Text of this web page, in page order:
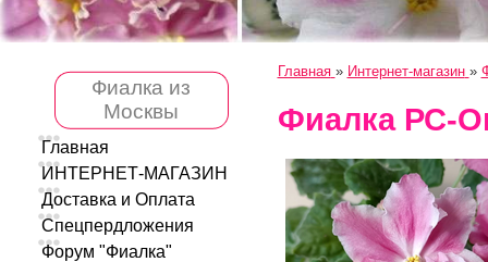
Фиалка из
Москвы
Главная
ИНТЕРНЕТ-МАГАЗИН
Доставка и Оплата
Спецпердложения
Форум "Фиалка"
Главная » Интернет-магазин »
Фиалка РС-